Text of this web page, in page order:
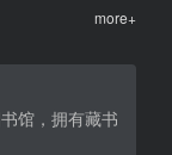
more+
馆，拥有藏书